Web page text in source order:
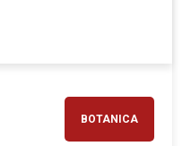
BOTANICA